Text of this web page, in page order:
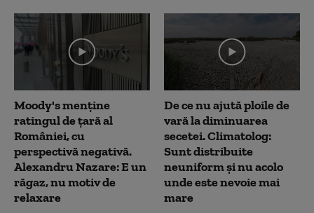
Moody's menține
ratingul de țară al
României, cu
perspectivă negativă.
Alexandru Nazare: E un
răgaz, nu motiv de
relaxare
De ce nu ajută ploile de
vară la diminuarea
secetei. Climatolog:
Sunt distribuite
neuniform și nu acolo
unde este nevoie mai
mare